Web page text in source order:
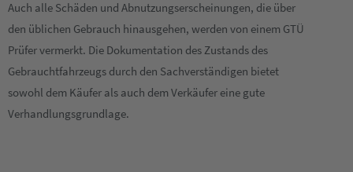
Auch alle Schäden und Abnutzungserscheinungen, die über
den üblichen Gebrauch hinausgehen, werden von einem GTÜ
Prüfer vermerkt. Die Dokumentation des Zustands des
Gebrauchtfahrzeugs durch den Sachverständigen bietet
sowohl dem Käufer als auch dem Verkäufer eine gute
Verhandlungsgrundlage.